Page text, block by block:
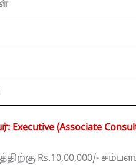
(Associate
Rs.10,00,000/-